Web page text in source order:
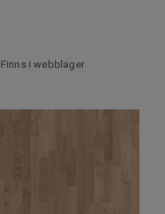
Finns i webblager